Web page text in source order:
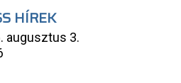
HÍREK
augusztus 3.